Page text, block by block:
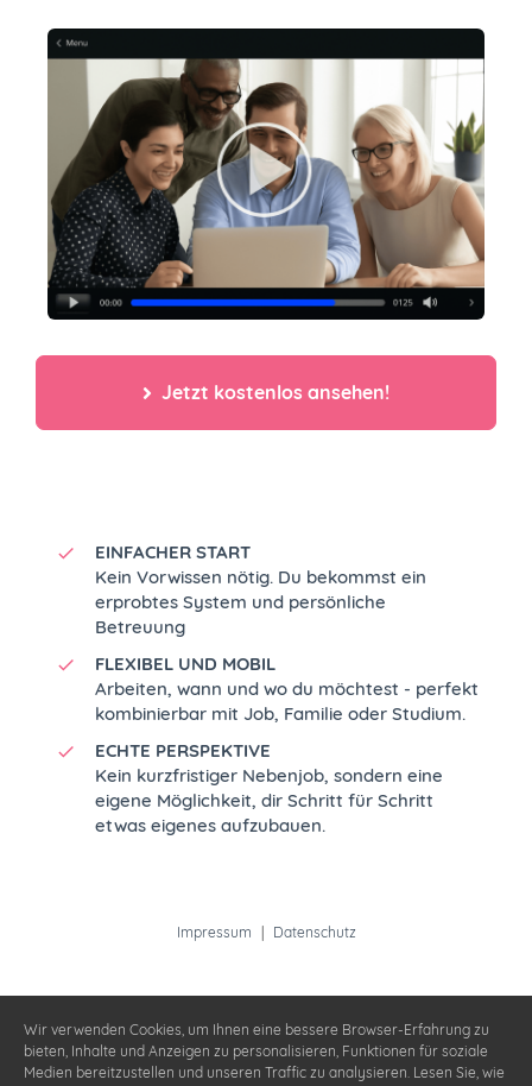
Jetzt kostenlos ansehen!
EINFACHER START
Kein Vorwissen nötig. Du bekommst ein
erprobtes System und persönliche
Betreuung
FLEXIBEL UND MOBIL
Arbeiten, wann und wo du möchtest - perfekt
kombinierbar mit Job, Familie oder Studium.
ECHTE PERSPEKTIVE
Kein kurzfristiger Nebenjob, sondern eine
eigene Möglichkeit, dir Schritt für Schritt
etwas eigenes aufzubauen.
Impressum Datenschutz
Wir verwenden Cookies, um Ihnen eine bessere Browser-Erfahrung zu
bieten, Inhalte und Anzeigen zu personalisieren, Funktionen für soziale
Medien bereitzustellen und unseren Traffic zu analysieren. Lesen Sie, wie